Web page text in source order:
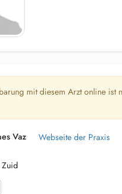
mit diesem Arzt online ist
Vaz
Webseite der Praxis